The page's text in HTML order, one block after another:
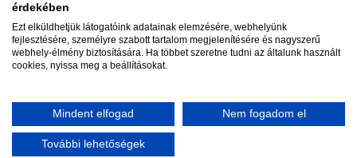
Szerkesztőség:szerk@vadhajtasok.hu
Modi:moderator@vadhajtasok.hu
AdatvédelemImpresszumSzerzői jogok
2018 Vadhajtások.hu
érdekében
Ezt elküldhetjük látogatóink adatainak elemzésére, webhelyünk
fejlesztésére, személyre szabott tartalom megjelenítésére és nagyszerű
webhely-élmény biztosítására. Ha többet szeretne tudni az általunk használt
cookies, nyissa meg a beállításokat.
Mindent elfogad Nem fogadom el
További lehetőségek